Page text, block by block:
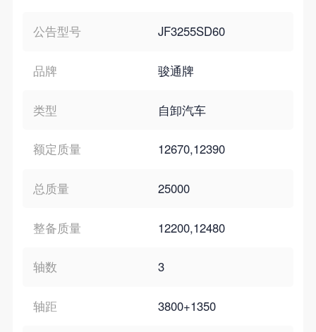
个性化私人定制
公告型号 JF3255SD60
品牌 骏通牌
类型 自卸汽车
额定质量 12670,12390
总质量 25000
整备质量 12200,12480
轴数 3
轴距 3800+1350